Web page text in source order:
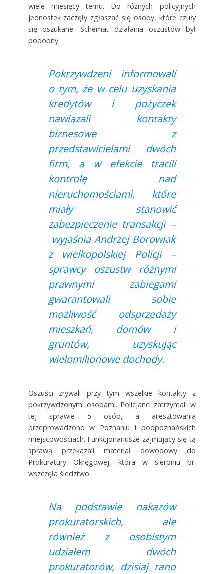
wiele miesięcy temu. Do różnych policyjnych
jednostek zaczęły zgłaszać się osoby, które czuły
się oszukane. Schemat działania oszustów był
podobny.
Pokrzywdzeni informowali
o tym, że w celu uzyskania
kredytów i pożyczek
nawiązali kontakty
biznesowe z
przedstawicielami dwóch
firm, a w efekcie tracili
kontrolę nad
nieruchomościami, które
miały stanowić
zabezpieczenie transakcji –
wyjaśnia Andrzej Borowiak
z wielkopolskiej Policji –
sprawcy oszustw różnymi
prawnymi zabiegami
gwarantowali sobie
możliwość odsprzedaży
mieszkań, domów i
gruntów, uzyskując
wielomilionowe dochody.
Oszuści zrywali przy tym wszelkie kontakty z
pokrzywdzonymi osobami. Policjanci zatrzymali w
tej sprawie 5 osób, a aresztowania
przeprowadzono w Poznaniu i podpoznańskich
miejscowościach. Funkcjonariusze zajmujący się tą
sprawą przekazali materiał dowodowy do
Prokuratury Okręgowej, która w sierpniu br.
wszczęła śledztwo.
Na podstawie nakazów
prokuratorskich, ale
również z osobistym
udziałem dwóch
prokuratorów, dzisiaj rano